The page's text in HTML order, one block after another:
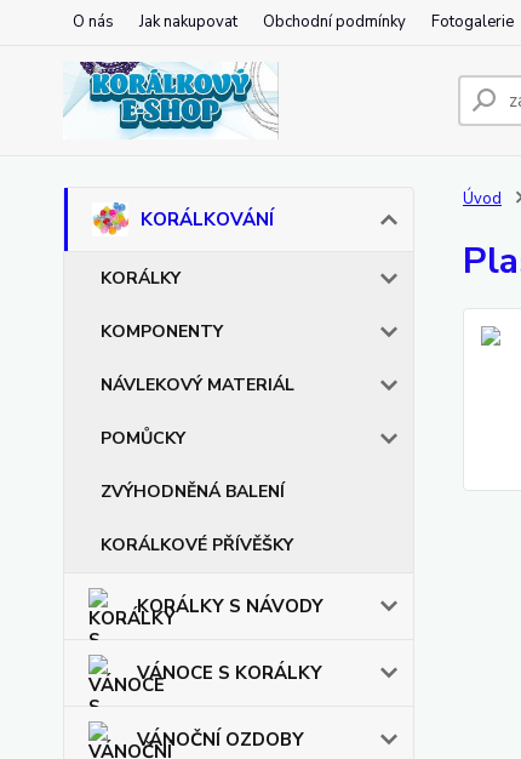
O nás Jak nakupovat Obchodní podmínky Fotogalerie
KORÁLKOVÁNÍ
KORÁLKY
KOMPONENTY
NÁVLEKOVÝ MATERIÁL
POMŮCKY
ZVÝHODNĚNÁ BALENÍ
KORÁLKOVÉ PŘÍVĚŠKY
KORÁLKY S NÁVODY
VÁNOCE S KORÁLKY
VÁNOČNÍ OZDOBY
Úvod